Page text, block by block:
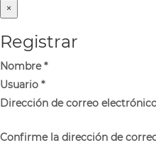
×
Registrar
Nombre*
Usuario *
Dirección de correo
Confirme la dirección de